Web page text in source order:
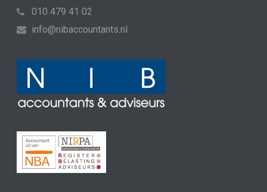
010 479 41 02
info@nibaccountants.nl